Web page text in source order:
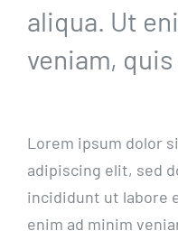
aliqua. Ut
veniam,
Lorem ipsum dolor
adipiscing elit, sed
incididunt ut labore
enim ad minim